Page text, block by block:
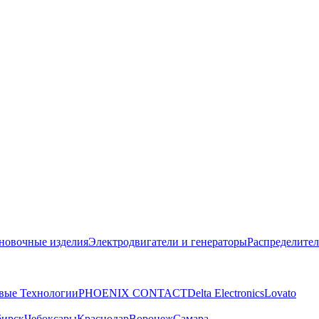
изделияЭлектродвигатели и генераторы
ТехнологииPHOENIX CONTACTDelta ElectronicsLovato